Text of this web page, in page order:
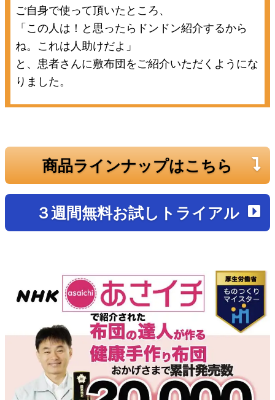
ご自身で使って頂いたところ、
「この人は！と思ったらドンドン紹介するから
ね。これは人助けだよ」
と、患者さんに敷布団をご紹介いただくようにな
りました。
商品ラインナップはこちら
３週間無料お試しトライアル